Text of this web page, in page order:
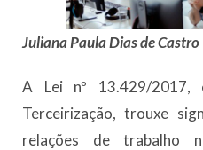
Juliana Paula Dias de Castro
A Lei nº 13.429/2017,
Terceirização, trouxe
relações de trabalho